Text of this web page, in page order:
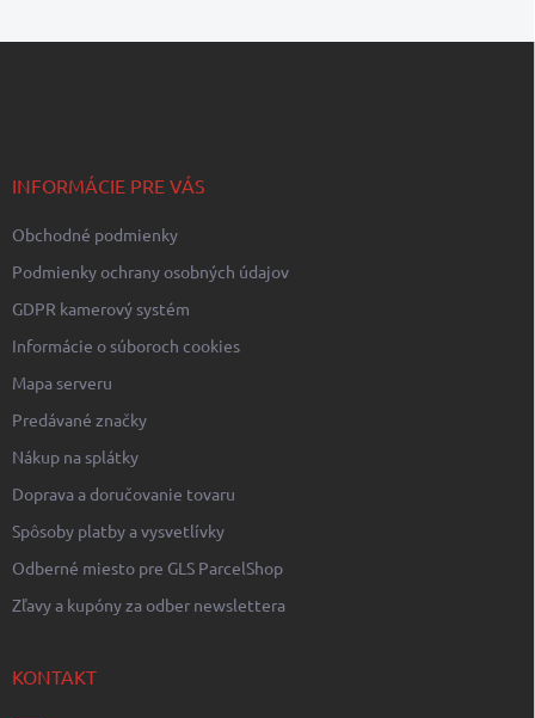
INFORMÁCIE PRE VÁS
Obchodné podmienky
Podmienky ochrany osobných údajov
GDPR kamerový systém
Informácie o súboroch cookies
Mapa serveru
Predávané značky
Nákup na splátky
Doprava a doručovanie tovaru
Spôsoby platby a vysvetlívky
Odberné miesto pre GLS ParcelShop
Zľavy a kupóny za odber newslettera
KONTAKT